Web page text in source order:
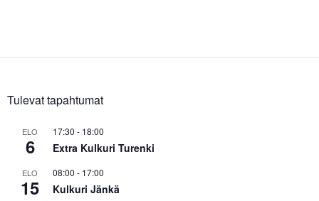
a
a
v
i
g
Tulevat tapahtumat
ELO
6
17:30 - 18:00
Extra Kulkuri Turenki
ELO
15
08:00 - 17:00
Kulkuri Jänkä